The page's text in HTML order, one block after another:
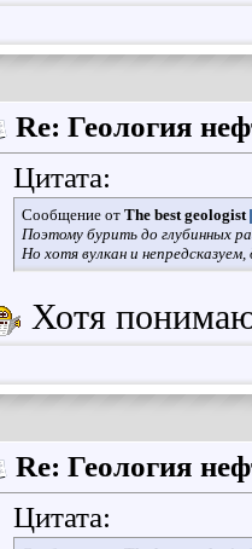
Re: Геология
Цитата:
Сообщение от The best geologist
Поэтому бурить до глубинных
Но хотя вулкан и
Хотя
Re: Геология
Цитата: